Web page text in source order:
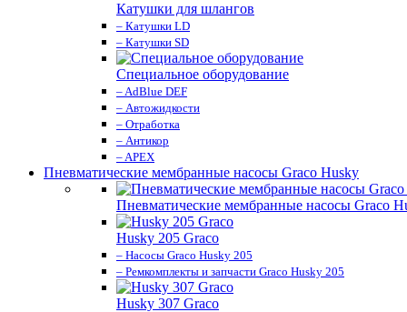
Катушки для шлангов
– Катушки LD
– Катушки SD
Специальное оборудование
– AdBlue DEF
– Автожидкости
– Отработка
– Антикор
– APEX
Пневматические мембранные насосы Graco Husky
Пневматические мембранные насосы Graco
Husky 205 Graco
– Насосы Graco Husky 205
– Ремкомплекты и запчасти Graco Husky 205
Husky 307 Graco